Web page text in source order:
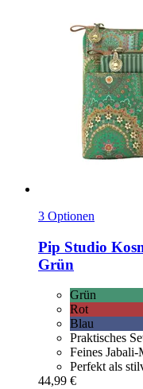
3 Optionen
Pip Studio
Grün
Grün
Rot
Blau
Praktisches
Feines Jabali-
Perfekt als
44,99 €